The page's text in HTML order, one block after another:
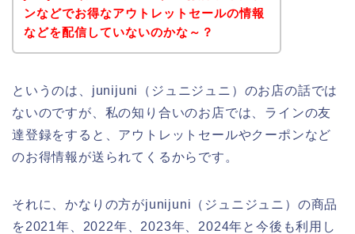
ンなどでお得なアウトレットセールの情報
などを配信していないのかな～？
というのは、junijuni（ジュニジュニ）のお店の話では
ないのですが、私の知り合いのお店では、ラインの友
達登録をすると、アウトレットセールやクーポンなど
のお得情報が送られてくるからです。
それに、かなりの方がjunijuni（ジュニジュニ）の商品
を2021年、2022年、2023年、2024年と今後も利用し